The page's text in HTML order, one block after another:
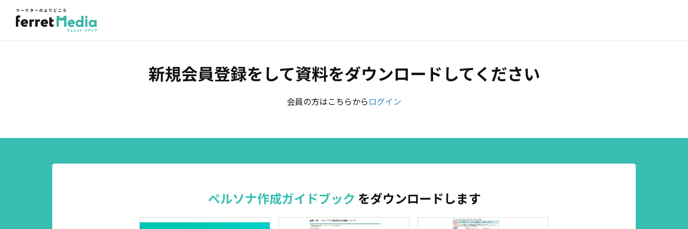
新規会員登録をして資料をダウンロードしてください
会員の方はこちらからログイン
ペルソナ作成ガイドブック をダウンロードします